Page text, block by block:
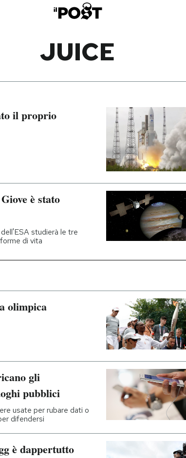
JUICE
il proprio
è stato
studierà le tre
di vita
olimpica
gli
pubblici
usate per rubare dati o
difendersi
è dappertutto